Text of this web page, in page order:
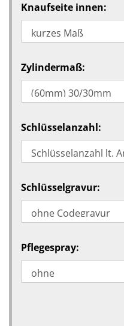
Knaufseite innen:
Zylindermaß:
Schlüsselanzahl:
Schlüsselgravur:
Pflegespray: